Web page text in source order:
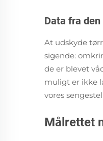
Data fra
At udskyde
sigende:
de er blevet
muligt er ikke
vores
Målrettet